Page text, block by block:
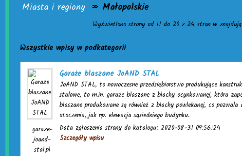
Miasta i regiony » Małopolskie
Wyświetlono strony od 11 do 20 z 24 stron w
Wszystkie wpisy w podkategorii
garaze-
joand-
stal.pl
Garaże blaszane JoAND STAL
JoAND STAL, to nowoczesne przedsiębiorstwo produkujące
stalowe, to m.in. garaże blaszane z blachy ocynkowanej, która
blaszane produkowane są również z blachy powlekanej, co
otoczenia, jak np. elewacja sąsiedniego budynku.
Data zgłoszenia strony do katalogu: 2020-08-31 09:56:24
Szczegóły wpisu